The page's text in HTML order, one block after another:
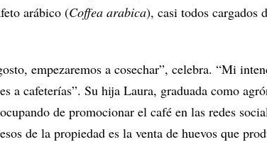
arábico (Coffea arabica), casi todos cargados
empezaremos a cosechar”, celebra. “Mi
a cafeterías”. Su hija Laura, graduada como
de promocionar el café en las redes
de la propiedad es la venta de huevos que